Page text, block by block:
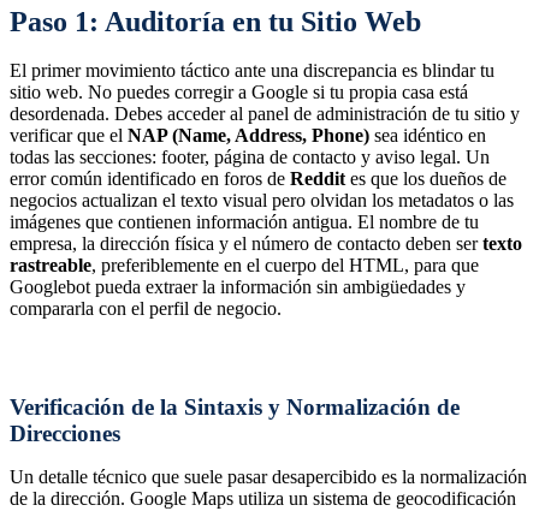
Paso 1: Auditoría en tu Sitio Web
El primer movimiento táctico ante una discrepancia es blindar tu
sitio web. No puedes corregir a Google si tu propia casa está
desordenada. Debes acceder al panel de administración de tu sitio y
verificar que el NAP (Name, Address, Phone) sea idéntico en
todas las secciones: footer, página de contacto y aviso legal. Un
error común identificado en foros de Reddit es que los dueños de
negocios actualizan el texto visual pero olvidan los metadatos o las
imágenes que contienen información antigua. El nombre de tu
empresa, la dirección física y el número de contacto deben sertexto
rastreable, preferiblemente en el cuerpo del HTML, para que
Googlebot pueda extraer la información sin ambigüedades y
compararla con el perfil de negocio.
Verificación de la Sintaxis y Normalización de
Direcciones
Un detalle técnico que suele pasar desapercibido es la normalización
de la dirección. Google Maps utiliza un sistema de geocodificación